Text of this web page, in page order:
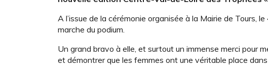
A l’issue de la cérémonie organisée à la Mairie de Tours,
marche du podium.
Un grand bravo à elle, et surtout un immense merci pour
et démontrer que les femmes ont une véritable place dans